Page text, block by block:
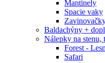
Mantinely
Spacie vaky
Baldachýny +
Nálepky na stenu,
Forest -
Safari